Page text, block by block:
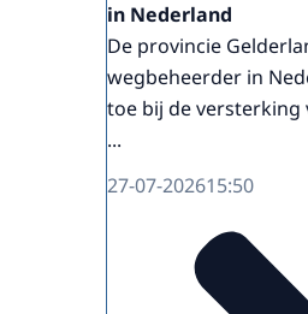
in Nederland
De provincie
wegbeheerder in
toe bij de versterking
...
27-07-202615:50